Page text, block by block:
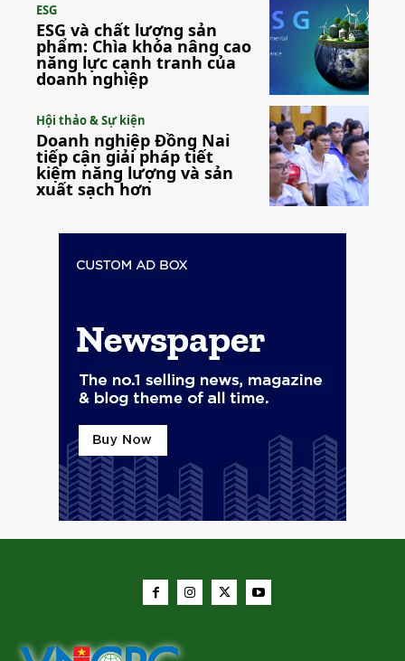
ESG
ESG và chất lượng sản
phẩm: Chìa khóa nâng cao
năng lực cạnh tranh của
doanh nghiệp
Hội thảo & Sự kiện
Doanh nghiệp Đồng Nai
tiếp cận giải pháp tiết
kiệm năng lượng và sản
xuất sạch hơn